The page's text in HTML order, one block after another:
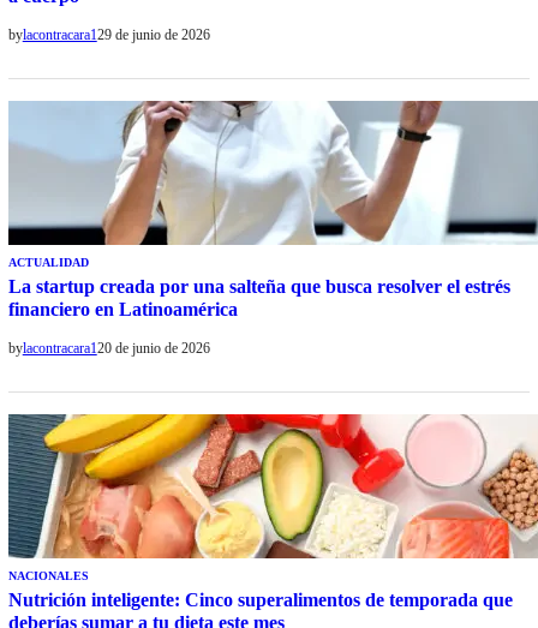
bylacontracara129 de junio de 2026
ACTUALIDAD
La startup creada por una salteña que busca resolver el estrés
financiero en Latinoamérica
bylacontracara120 de junio de 2026
NACIONALES
Nutrición inteligente: Cinco superalimentos de temporada que
deberías sumar a tu dieta este mes